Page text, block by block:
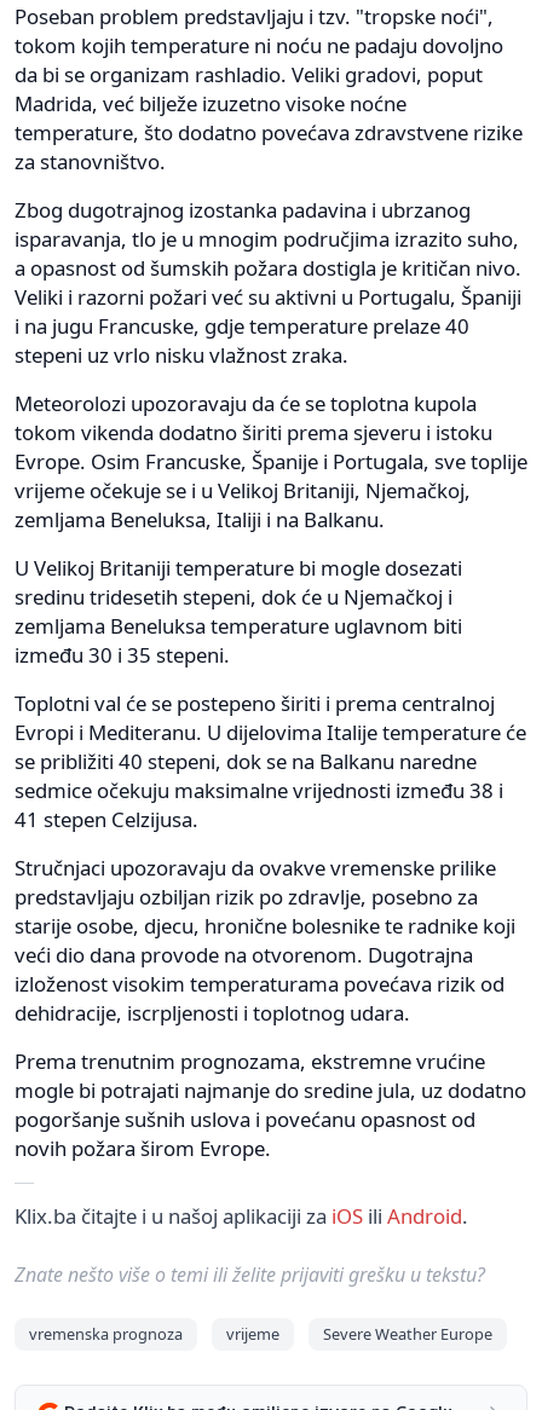
Poseban problem predstavljaju i tzv. "tropske noći",
tokom kojih temperature ni noću ne padaju dovoljno
da bi se organizam rashladio. Veliki gradovi, poput
Madrida, već bilježe izuzetno visoke noćne
temperature, što dodatno povećava zdravstvene rizike
za stanovništvo.
Zbog dugotrajnog izostanka padavina i ubrzanog
isparavanja, tlo je u mnogim područjima izrazito suho,
a opasnost od šumskih požara dostigla je kritičan nivo.
Veliki i razorni požari već su aktivni u Portugalu, Španiji
i na jugu Francuske, gdje temperature prelaze 40
stepeni uz vrlo nisku vlažnost zraka.
Meteorolozi upozoravaju da će se toplotna kupola
tokom vikenda dodatno širiti prema sjeveru i istoku
Evrope. Osim Francuske, Španije i Portugala, sve toplije
vrijeme očekuje se i u Velikoj Britaniji, Njemačkoj,
zemljama Beneluksa, Italiji i na Balkanu.
U Velikoj Britaniji temperature bi mogle dosezati
sredinu tridesetih stepeni, dok će u Njemačkoj i
zemljama Beneluksa temperature uglavnom biti
između 30 i 35 stepeni.
Toplotni val će se postepeno širiti i prema centralnoj
Evropi i Mediteranu. U dijelovima Italije temperature će
se približiti 40 stepeni, dok se na Balkanu naredne
sedmice očekuju maksimalne vrijednosti između 38 i
41 stepen Celzijusa.
Stručnjaci upozoravaju da ovakve vremenske prilike
predstavljaju ozbiljan rizik po zdravlje, posebno za
starije osobe, djecu, hronične bolesnike te radnike koji
veći dio dana provode na otvorenom. Dugotrajna
izloženost visokim temperaturama povećava rizik od
dehidracije, iscrpljenosti i toplotnog udara.
Prema trenutnim prognozama, ekstremne vrućine
mogle bi potrajati najmanje do sredine jula, uz dodatno
pogoršanje sušnih uslova i povećanu opasnost od
novih požara širom Evrope.
Klix.ba čitajte i u našoj aplikaciji za iOS ili Android.
Znate nešto više o temi ili želite prijaviti grešku u tekstu?
vremenska prognoza vrijeme Severe Weather Europe